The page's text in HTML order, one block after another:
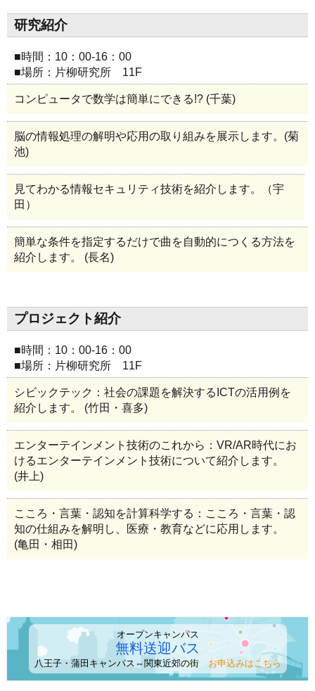
研究紹介
■時間：10：00-16：00
■場所：片柳研究所 11F
コンピュータで数学は簡単にできる!? (千葉)
脳の情報処理の解明や応用の取り組みを展示します。(菊
池)
見てわかる情報セキュリティ技術を紹介します。（宇
田）
簡単な条件を指定するだけで曲を自動的につくる方法を
紹介します。 (長名)
プロジェクト紹介
■時間：10：00-16：00
■場所：片柳研究所 11F
シビックテック：社会の課題を解決するICTの活用例を
紹介します。 (竹田・喜多)
エンターテインメント技術のこれから：VR/AR時代にお
けるエンターテインメント技術について紹介します。
(井上)
こころ・言葉・認知を計算科学する：こころ・言葉・認
知の仕組みを解明し、医療・教育などに応用します。
(亀田・相田)
オープンキャンパス
無料送迎バス
八王子・蒲田キャンパス⇔関東近郊の街 お申込みはこちら